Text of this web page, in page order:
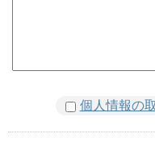
個人情報の